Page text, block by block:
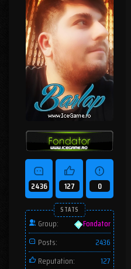
2436 127 0
STATS
Group:
Fondator
Posts:
2436
Reputation:
127